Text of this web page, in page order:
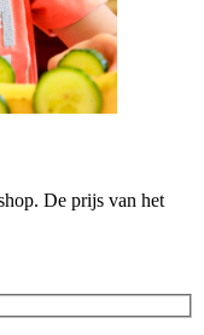
De prijs van het